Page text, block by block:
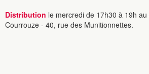
Distribution le mercredi de 17h30 à 19h
Courrouze - 40, rue des Munitionnettes.